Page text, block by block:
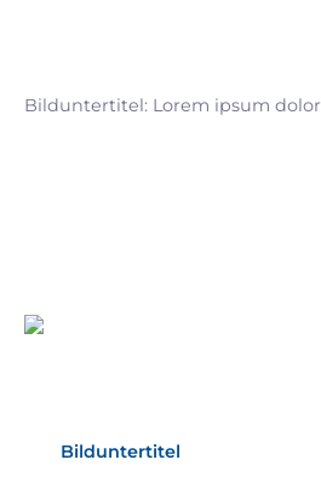
Bilduntertitel: Lorem ipsum dolor
Bilduntertitel